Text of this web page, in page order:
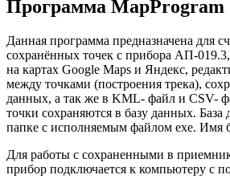
Программа MapProgram
Данная программа предназначена для
сохранённых точек с прибора АП-
на картах Google Maps и Яндекс,
между точками (построения трека),
данных, а так же в KML- файл и CSV-
точки сохраняются в базу данных. База
папке с исполняемым файлом exe. Имя
Для работы с сохраненными в
прибор подключается к компьютеру с